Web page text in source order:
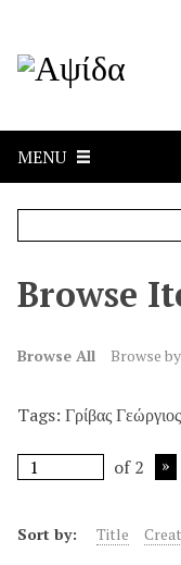
MENU
Browse
Browse All Browse
Tags: Γρίβας
of 2
Sort by: Title